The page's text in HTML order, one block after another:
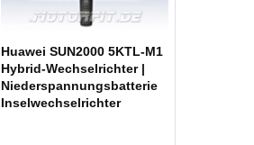
Huawei SUN2000 5KTL-M1
Hybrid-Wechselrichter |
Niederspannungsbatterie
Inselwechselrichter